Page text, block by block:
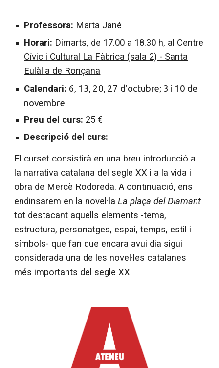
Professora: Marta Jané
Horari: Dimarts, de 17.00 a 18.30 h, a Centre
Cívic i Cultural La Fàbrica (sala 2) - Santa
Eulàlia de Ronçana
Calendari: 6, 13, 20, 27 d'octubre; 3 i 10 de
novembre
Preu del curs: 25€
Descripció del curs:
El curset consistirà en una breu introducció a
la narrativa catalana del segle XX i a la vida i
obra de Mercè Rodoreda. A continuació, ens
endinsarem en la novel·laLa plaça del Diamant
tot destacant aquells elements -tema,
estructura, personatges, espai, temps, estil i
símbols- que fan que encara avui dia sigui
considerada una de les novel·les catalanes
més importants del segle XX.